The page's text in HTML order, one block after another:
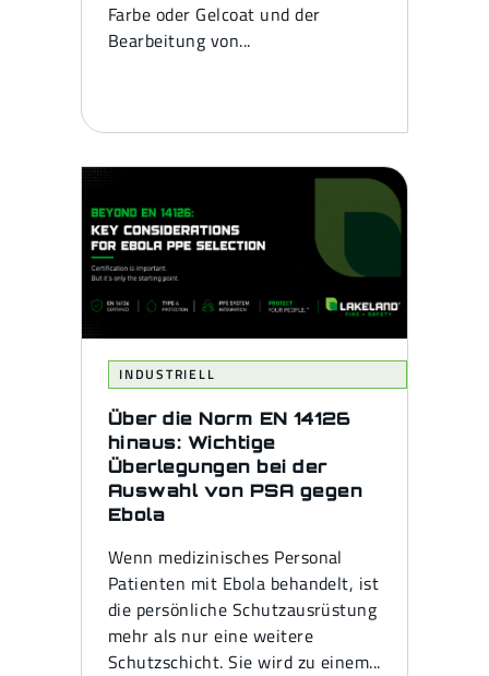
Farbe oder Gelcoat und der
Bearbeitung von...
INDUSTRIELL
Über die Norm EN 14126
hinaus: Wichtige
Überlegungen bei der
Auswahl von PSA gegen
Ebola
Wenn medizinisches Personal
Patienten mit Ebola behandelt, ist
die persönliche Schutzausrüstung
mehr als nur eine weitere
Schutzschicht. Sie wird zu einem...